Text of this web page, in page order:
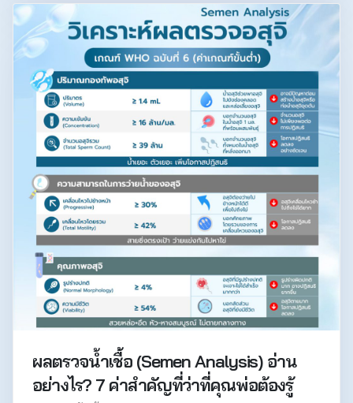
ผลตรวจน้ำเชื้อ (Semen Analysis) อ่าน
อย่างไร? 7 ค่าสำคัญที่ว่าที่คุณพ่อต้องรู้